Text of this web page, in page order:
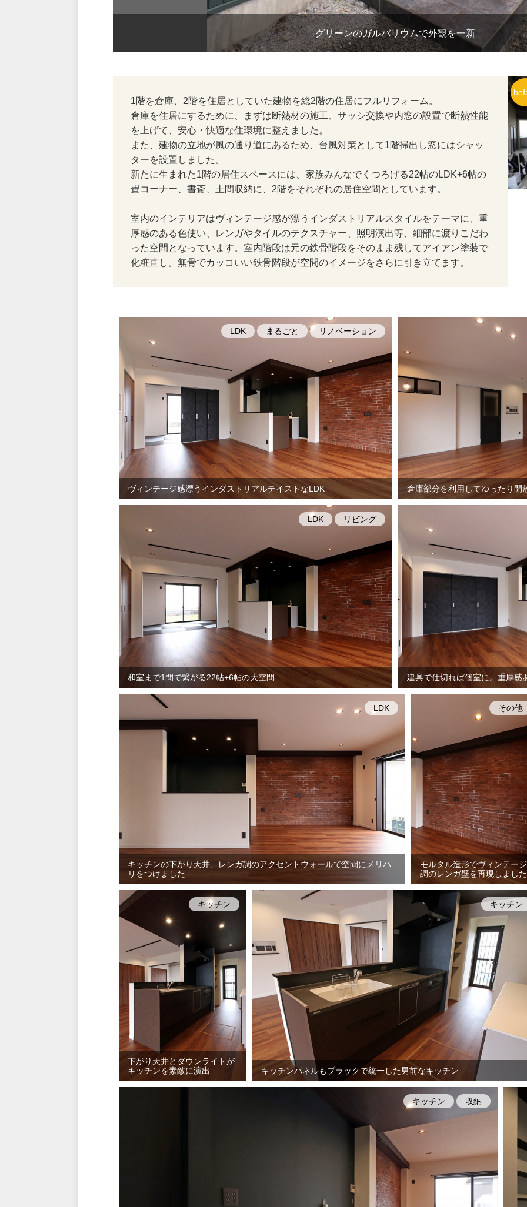
グリーンのガルバリウムで外観を一新
1階を倉庫、2階を住居としていた建物を総2階の住居にフルリフォーム。
倉庫を住居にするために、まずは断熱材の施工、サッシ交換や内窓の設置で断熱性能
を上げて、安心・快適な住環境に整えました。
また、建物の立地が風の通り道にあるため、台風対策として1階掃出し窓にはシャッ
ターを設置しました。
新たに生まれた1階の居住スペースには、家族みんなでくつろげる22帖のLDK+6帖の
畳コーナー、書斎、土間収納に、2階をそれぞれの居住空間としています。
室内のインテリアはヴィンテージ感が漂うインダストリアルスタイルをテーマに、重
厚感のある色使い、レンガやタイルのテクスチャー、照明演出等、細部に渡りこだわ
った空間となっています。室内階段は元の鉄骨階段をそのまま残してアイアン塗装で
化粧直し。無骨でカッコいい鉄骨階段が空間のイメージをさらに引き立てます。
ヴィンテージ感漂うインダストリアルテイストなLDK
LDK まるごと リノベーション
倉庫部分を利用してゆったり開
和室まで1間で繋がる22帖+6帖の大空間
LDK リビング
建具で仕切れば個室に。重厚感
キッチンの下がり天井、レンガ調のアクセントウォールで空間にメリハ
リをつけました
LDK
モルタル造形でヴィンテージ
調のレンガ壁を再現しました
その他
下がり天井とダウンライトが
キッチンを素敵に演出
キッチン
キッチンパネルもブラックで統一した男前なキッチン
キッチン
キッチン 収納